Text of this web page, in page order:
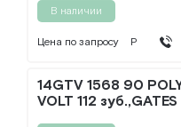
В наличии
Цена по запросу Р
14GTV 1568 90
VOLT 112 зуб.,GATES